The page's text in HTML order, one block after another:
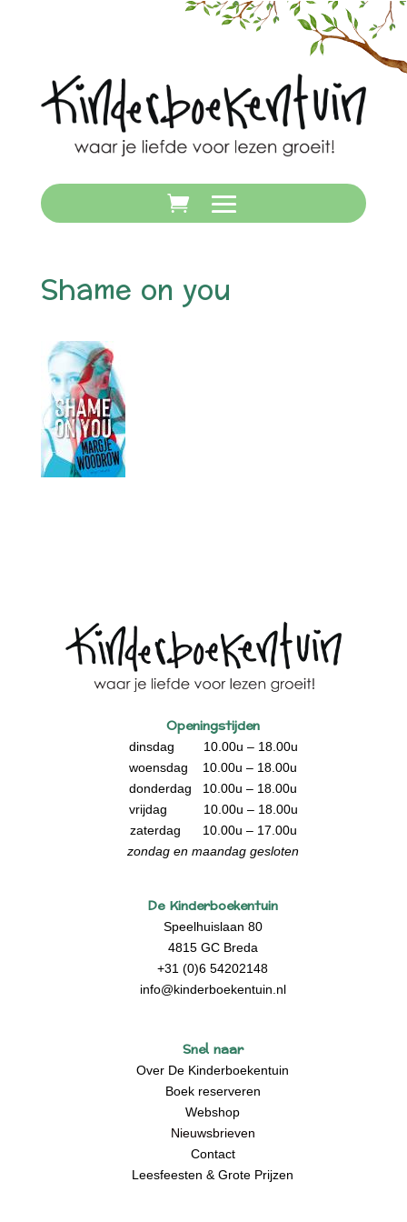
Shame on you
Openingstijden
dinsdag 10.00u – 18.00u
woensdag 10.00u – 18.00u
donderdag 10.00u – 18.00u
vrijdag 10.00u – 18.00u
zaterdag 10.00u – 17.00u
zondag en maandag gesloten
De Kinderboekentuin
Speelhuislaan 80
4815 GC Breda
+31 (0)6 54202148
info@kinderboekentuin.nl
Snel naar
Over De Kinderboekentuin
Boek reserveren
Webshop
Nieuwsbrieven
Contact
Leesfeesten & Grote Prijzen